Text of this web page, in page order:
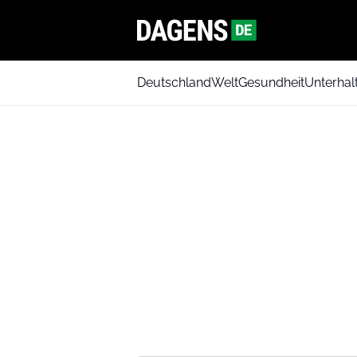
DeutschlandWeltGesundheit